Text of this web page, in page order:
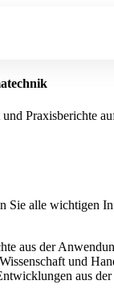
Praxisberichte
Sie alle wichtigen
aus der
und
aus